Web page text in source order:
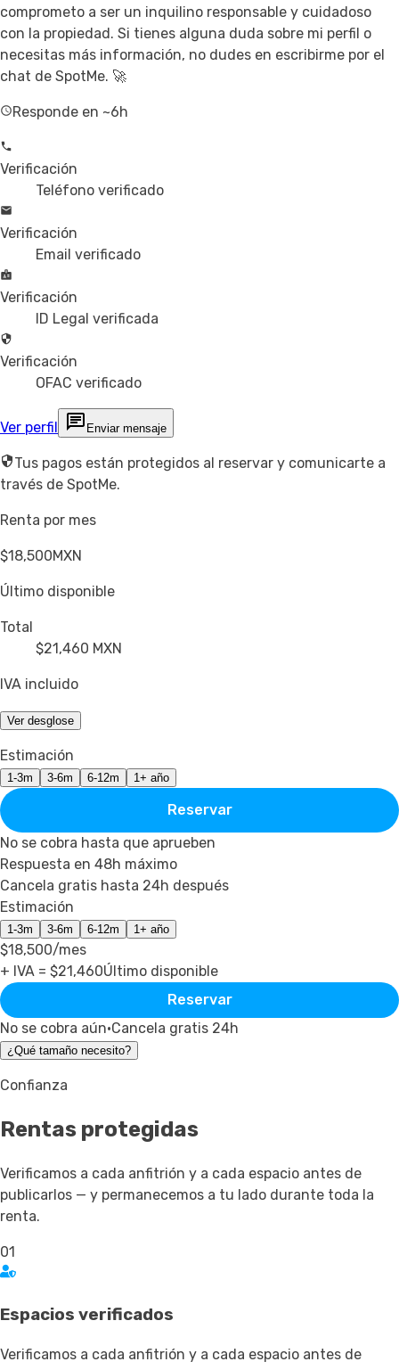
comprometo a ser un inquilino responsable y cuidadoso
con la propiedad. Si tienes alguna duda sobre mi perfil o
necesitas más información, no dudes en escribirme por el
chat de SpotMe. 🚀
Responde en ~6h
Verificación
Teléfono verificado
Verificación
Email verificado
Verificación
ID Legal verificada
Verificación
OFAC verificado
Ver perfil Enviar mensaje
Tus pagos están protegidos al reservar y comunicarte a
través de SpotMe.
Renta por mes
$18,500MXN
Último disponible
Total
$21,460 MXN
IVA incluido
Ver desglose
Estimación
1-3m 3-6m 6-12m 1+ año
Reservar
No se cobra hasta que aprueben
Respuesta en 48h máximo
Cancela gratis hasta 24h después
Estimación
1-3m 3-6m 6-12m 1+ año
$18,500/mes
+ IVA = $21,460Último disponible
Reservar
No se cobra aún·Cancela gratis 24h
¿Qué tamaño necesito?
Confianza
Rentas protegidas
Verificamos a cada anfitrión y a cada espacio antes de
publicarlos — y permanecemos a tu lado durante toda la
renta.
01
Espacios verificados
Verificamos a cada anfitrión y a cada espacio antes de